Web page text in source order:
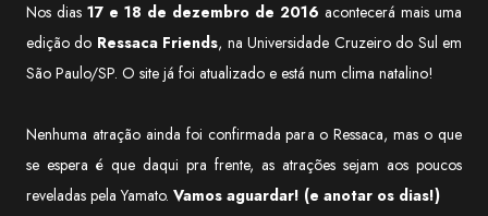
Nos dias 17 e 18 de dezembro de 2016 acontecerá mais uma
edição do Ressaca Friends, na Universidade Cruzeiro do Sul em
São Paulo/SP. O site já foi atualizado e está num clima natalino!
Nenhuma atração ainda foi confirmada para o Ressaca, mas o que
se espera é que daqui pra frente, as atrações sejam aos poucos
reveladas pela Yamato. Vamos aguardar! (e anotar os dias!)